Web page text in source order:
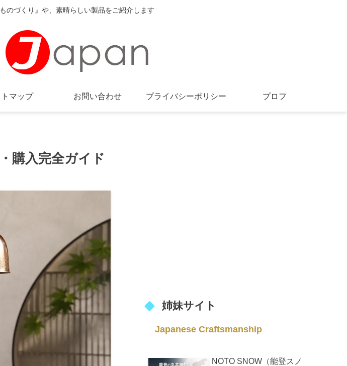
のづくり』や、素晴らしい製品をご紹介します
マップ お問い合わせ プライバシーポリシー プロフ
購入完全ガイド
姉妹サイト
Japanese Craftsmanship
NOTO SNOW（能登スノ